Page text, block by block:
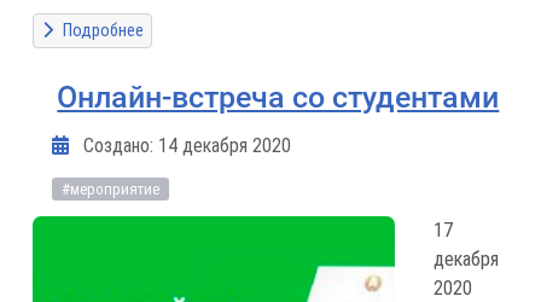
Подробнее
Онлайн-встреча со студентами
Информация о материале
Создано: 14 декабря 2020
#мероприятие
17
декабря
2020